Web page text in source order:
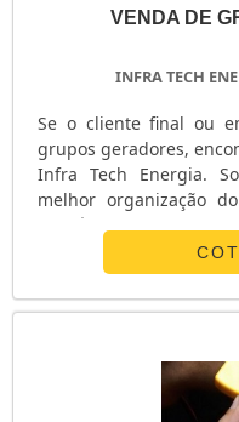
VENDA DE
INFRA TECH
Se o cliente final ou
grupos geradores,
Infra Tech Energia.
melhor organização
referência de
é mais assertiva.UM
GRUPOS
geradores em uma
assistência técnica
o que há de melhor